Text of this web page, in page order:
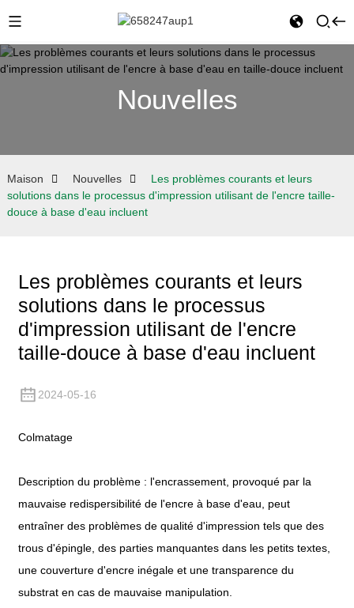
Nouvelles
Maison Nouvelles
Les problèmes courants et leurs
solutions dans le processus d'impression utilisant de l'encre taille-
douce à base d'eau incluent
Les problèmes courants et leurs
solutions dans le processus
d'impression utilisant de l'encre
taille-douce à base d'eau incluent
2024-05-16
Colmatage
Description du problème : l'encrassement, provoqué par la
mauvaise redispersibilité de l'encre à base d'eau, peut
entraîner des problèmes de qualité d'impression tels que des
trous d'épingle, des parties manquantes dans les petits textes,
une couverture d'encre inégale et une transparence du
substrat en cas de mauvaise manipulation.